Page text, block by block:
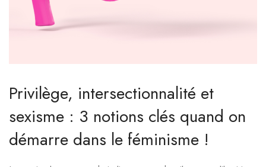
Privilège, intersectionnalité et
sexisme : 3 notions clés quand on
démarre dans le féminisme !